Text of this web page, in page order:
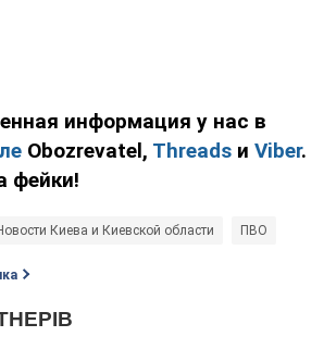
информация у нас в
Obozrevatel, Threads и Viber.
фейки!
Киева и Киевской области ПВО